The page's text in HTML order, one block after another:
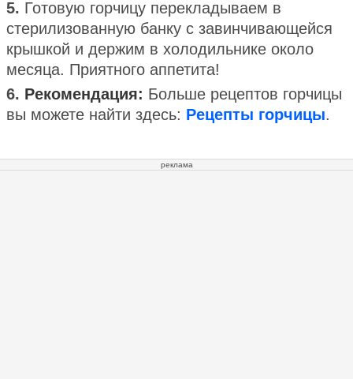
5. Готовую горчицу перекладываем в
стерилизованную банку с завинчивающейся
крышкой и держим в холодильнике около
месяца. Приятного аппетита!
6. Рекомендация: Больше рецептов горчицы
вы можете найти здесь: Рецепты горчицы.
реклама